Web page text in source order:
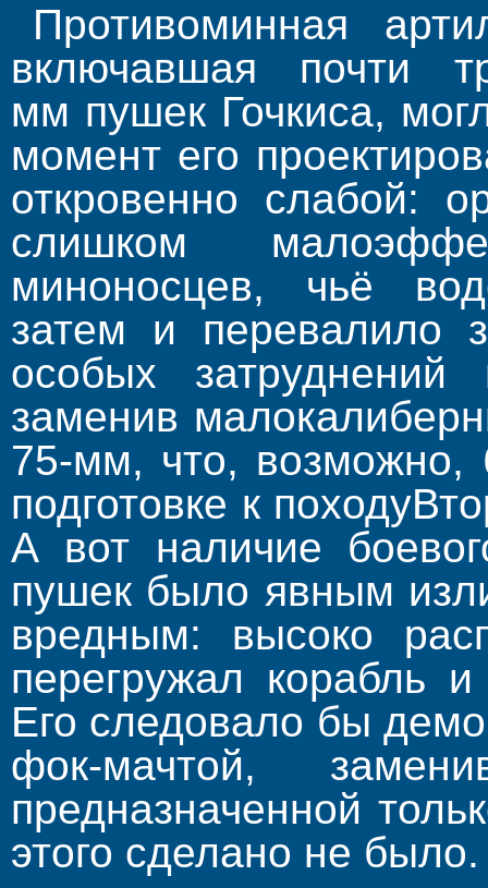
Противоминная
включавшая почти
мм пушек Гочкиса,
момент его
откровенно слабой:
слишком
миноносцев, чьё
затем и перевалило
особых
заменив
75-мм, что, возможно,
подготовке к
А вот наличие
пушек было явным
вредным: высоко
перегружал корабль
Его следовало бы
фок-мачтой,
предназначенной
этого сделано не было.